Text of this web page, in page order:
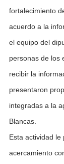
fortalecimiento
acuerdo a la
el equipo del
personas de los
recibir la
presentaron
integradas a la
Blancas.
Esta actividad le
acercamiento